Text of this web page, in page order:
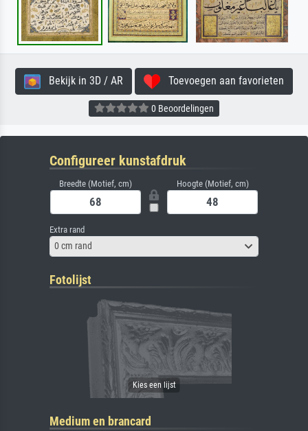
Bekijk in 3D / AR Toevoegen aan favorieten
0 Beoordelingen
Configureer kunstafdruk
Breedte (Motief, cm) Hoogte (Motief, cm)
Extra rand
0 cm rand
Fotolijst
Medium en brancard